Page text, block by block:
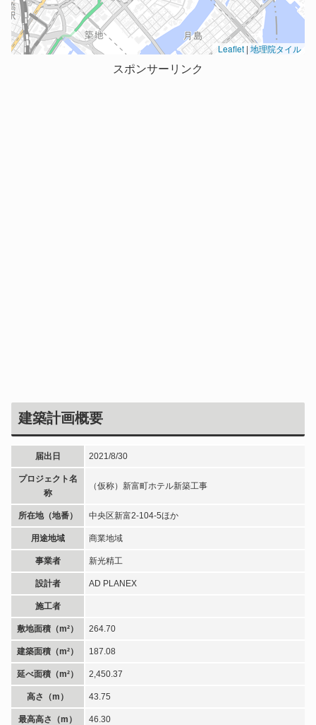
Leaflet | 地理院タイル
スポンサーリンク
建築計画概要
届出日 2021/8/30
プロジェクト名
称
（仮称）新富町ホテル新築工事
所在地（地番） 中央区新富2-104-5ほか
用途地域 商業地域
事業者 新光精工
設計者 AD PLANEX
施工者
敷地面積（m²） 264.70
建築面積（m²） 187.08
延べ面積（m²） 2,450.37
高さ（m） 43.75
最高高さ（m） 46.30